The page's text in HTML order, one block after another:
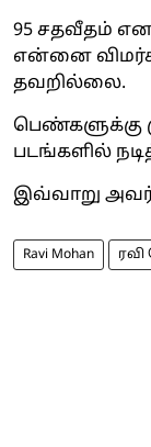
95 சதவீதம்
என்னை
தவறில்லை.
பெண்களுக்கு
படங்களில்
இவ்வாறு அவர்
Ravi Mohan